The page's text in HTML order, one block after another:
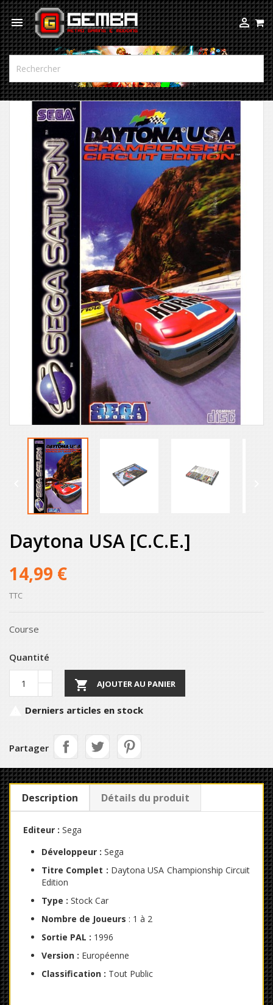
 
Daytona USA [C.C.E.]
14,99 €
TTC
Course
Quantité
 AJOUTER AU PANIER
Derniers articles en stock
Partager
Description Détails du produit
Editeur : Sega
Développeur : Sega
Titre Complet : Daytona USA Championship Circuit
Edition
Type : Stock Car
Nombre de Joueurs : 1 à 2
Sortie PAL : 1996
Version : Européenne
Classification : Tout Public